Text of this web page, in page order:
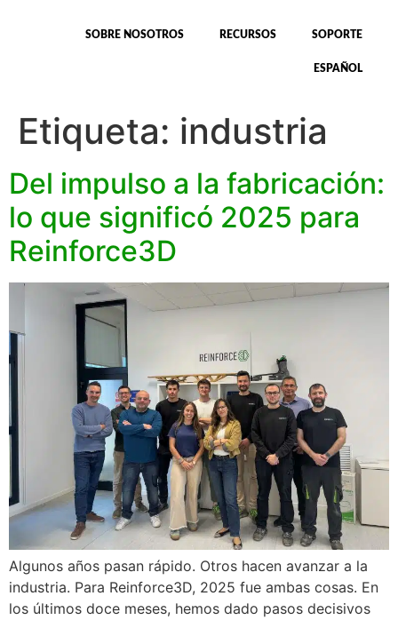
SOBRE NOSOTROS RECURSOS SOPORTE
ESPAÑOL
Etiqueta: industria
Del impulso a la fabricación:
lo que significó 2025 para
Reinforce3D
Algunos años pasan rápido. Otros hacen avanzar a la
industria. Para Reinforce3D, 2025 fue ambas cosas. En
los últimos doce meses, hemos dado pasos decisivos